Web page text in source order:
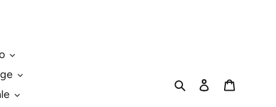
RechercherSe connecter